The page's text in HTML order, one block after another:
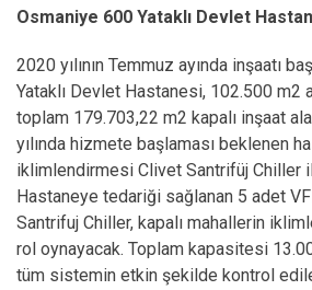
Osmaniye 600 Yataklı Devlet
2020 yılının Temmuz ayında inşaatı
Yataklı Devlet Hastanesi, 102.500 m2
toplam 179.703,22 m2 kapalı inşaat
yılında hizmete başlaması beklenen
iklimlendirmesi Clivet Santrifüj Chiller
Hastaneye tedariği sağlanan 5 adet
Santrifuj Chiller, kapalı mahallerin
rol oynayacak. Toplam kapasitesi
tüm sistemin etkin şekilde kontrol